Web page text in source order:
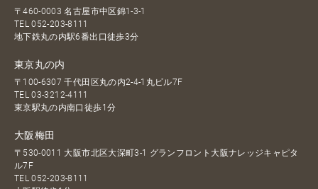
〒460-0003 名古屋市中区錦1-3-1
TEL052-203-8111
地下鉄丸の内駅6番出口徒歩3分
東京丸の内
〒100-6307 千代田区丸の内2-4-1丸ビル7F
TEL03-3212-4111
東京駅丸の内南口徒歩1分
大阪梅田
〒530-0011 大阪市北区大深町3-1 グランフロント大阪ナレッジキャピタ
ル7F
TEL052-203-8111